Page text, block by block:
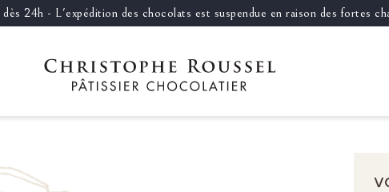
24h - L'expédition des chocolats est suspendue en raison des fortes